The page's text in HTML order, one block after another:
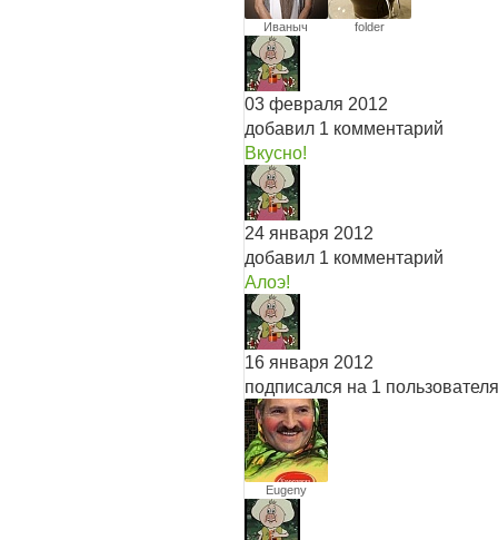
Иваныч folder
03 февраля 2012
добавил 1 комментарий
Вкусно!
24 января 2012
добавил 1 комментарий
Алоэ!
16 января 2012
подписался на 1 пользователя
Eugeny